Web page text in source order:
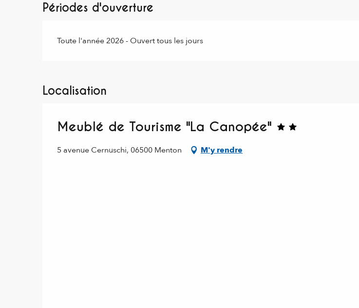
Périodes d'ouverture
Toute l'année 2026 - Ouvert tous les jours
Localisation
Meublé de Tourisme "La Canopée"
5 avenue Cernuschi, 06500 Menton M'y rendre